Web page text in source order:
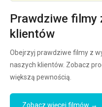
Prawdziwe filmy
klientów
Obejrzyj prawdziwe filmy z
naszych klientów. Zobacz
większą pewnością.
Zobacz więcej filmów →